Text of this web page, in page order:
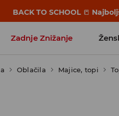
BACK TO SCHOOL 📒
Zadnje Znižanje
Favoriti vplivnežev
Oblačila Majice, topi